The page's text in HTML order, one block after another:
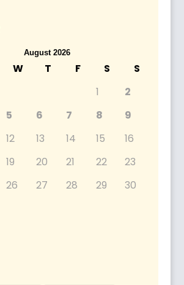
August 2026
W T F S
S
1
2
5 6 7 8
9
12 13 14 15
16
19 20 21 22
23
26 27 28 29
30